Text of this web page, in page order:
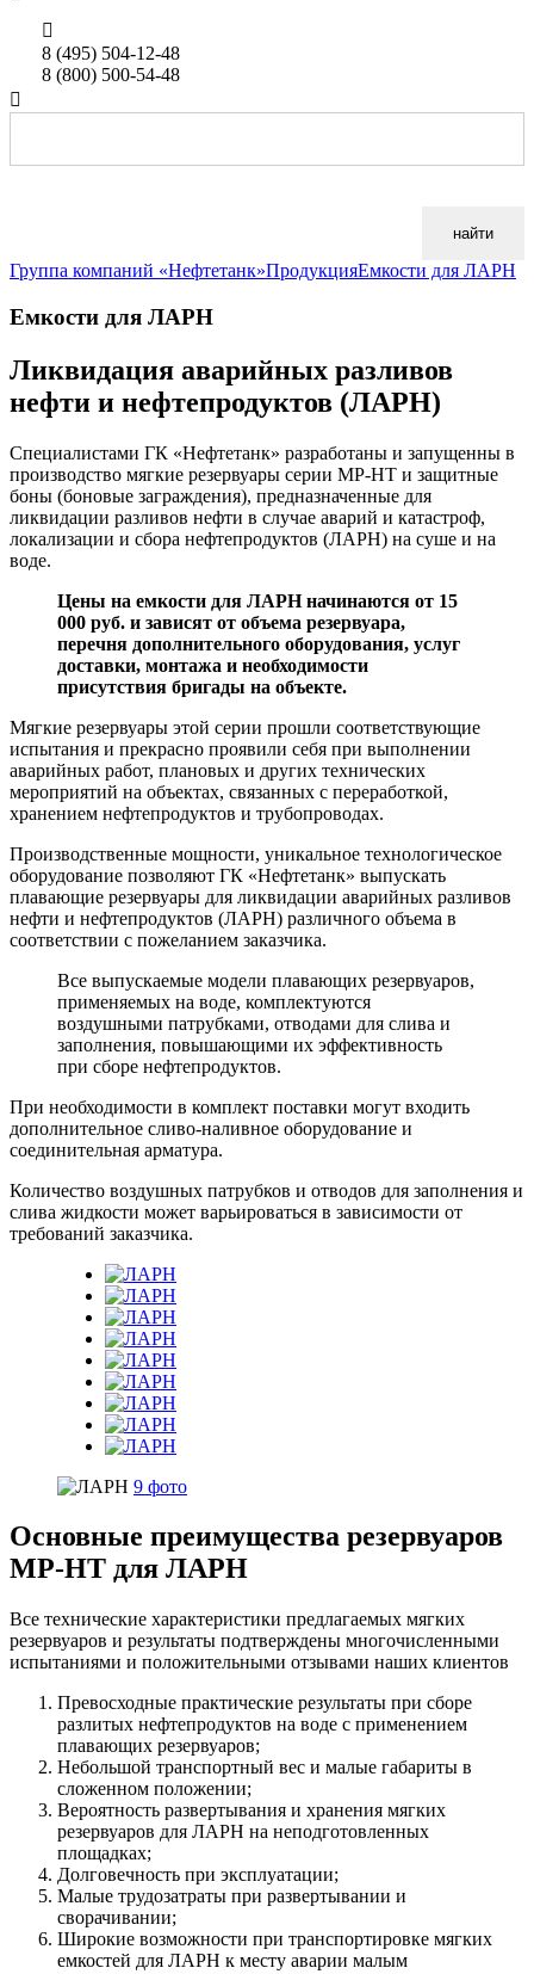

8 (495) 504-12-48
8 (800) 500-54-48

найти
Группа компаний «Нефтетанк»ПродукцияЕмкости для ЛАРН
Емкости для ЛАРН
Ликвидация аварийных разливов
нефти и нефтепродуктов (ЛАРН)
Специалистами ГК «Нефтетанк» разработаны и запущенны в
производство мягкие резервуары серии МР-НТ и защитные
боны (боновые заграждения), предназначенные для
ликвидации разливов нефти в случае аварий и катастроф,
локализации и сбора нефтепродуктов (ЛАРН) на суше и на
воде.
Цены на емкости для ЛАРН начинаются от 15
000 руб. и зависят от объема резервуара,
перечня дополнительного оборудования, услуг
доставки, монтажа и необходимости
присутствия бригады на объекте.
Мягкие резервуары этой серии прошли соответствующие
испытания и прекрасно проявили себя при выполнении
аварийных работ, плановых и других технических
мероприятий на объектах, связанных с переработкой,
хранением нефтепродуктов и трубопроводах.
Производственные мощности, уникальное технологическое
оборудование позволяют ГК «Нефтетанк» выпускать
плавающие резервуары для ликвидации аварийных разливов
нефти и нефтепродуктов (ЛАРН) различного объема в
соответствии с пожеланием заказчика.
Все выпускаемые модели плавающих резервуаров,
применяемых на воде, комплектуются
воздушными патрубками, отводами для слива и
заполнения, повышающими их эффективность
при сборе нефтепродуктов.
При необходимости в комплект поставки могут входить
дополнительное сливо-наливное оборудование и
соединительная арматура.
Количество воздушных патрубков и отводов для заполнения и
слива жидкости может варьироваться в зависимости от
требований заказчика.
9 фото
Основные преимущества резервуаров
МР-НТ для ЛАРН
Все технические характеристики предлагаемых мягких
резервуаров и результаты подтверждены многочисленными
испытаниями и положительными отзывами наших клиентов
Превосходные практические результаты при сборе
разлитых нефтепродуктов на воде с применением
плавающих резервуаров;
Небольшой транспортный вес и малые габариты в
сложенном положении;
Вероятность развертывания и хранения мягких
резервуаров для ЛАРН на неподготовленных
площадках;
Долговечность при эксплуатации;
Малые трудозатраты при развертывании и
сворачивании;
Широкие возможности при транспортировке мягких
емкостей для ЛАРН к месту аварии малым